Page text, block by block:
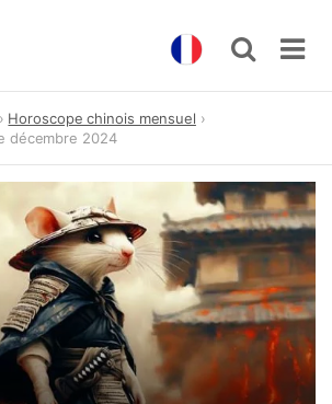
Horoscope chinois mensuel
décembre 2024